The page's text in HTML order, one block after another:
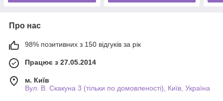
Про нас
98% позитивних з 150 відгуків за рік
Працює з 27.05.2014
м. Київ
Вул. В. Скакуна 3 (тільки по домовленості), Київ, Україна